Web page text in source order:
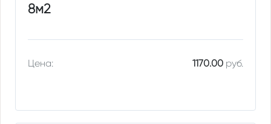
8м2
Цена: 1170.00руб.